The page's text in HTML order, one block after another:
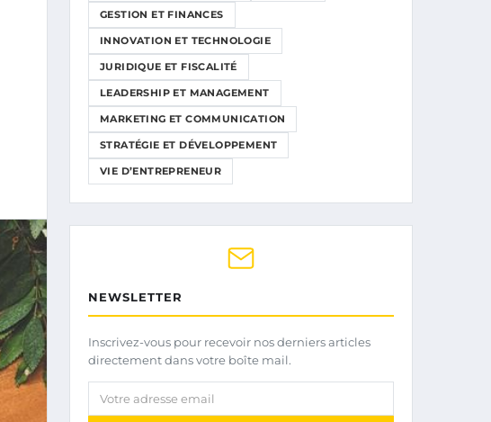
GESTION ET FINANCES
INNOVATION ET TECHNOLOGIE
JURIDIQUE ET FISCALITÉ
LEADERSHIP ET MANAGEMENT
MARKETING ET COMMUNICATION
STRATÉGIE ET DÉVELOPPEMENT
VIE D’ENTREPRENEUR
NEWSLETTER
Inscrivez-vous pour recevoir nos derniers articles
directement dans votre boîte mail.
Votre adresse email